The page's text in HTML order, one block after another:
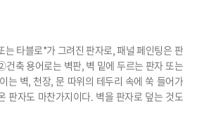
타블로*가 그려진 판자로, 패널 페인팅은 판
축 용어로는 벽판, 벽 밑에 두르는 판자 또는
는 벽, 천장, 문 따위의 테두리 속에 쑥 들어가
판자도 마찬가지이다. 벽을 판자로 덮는 것도